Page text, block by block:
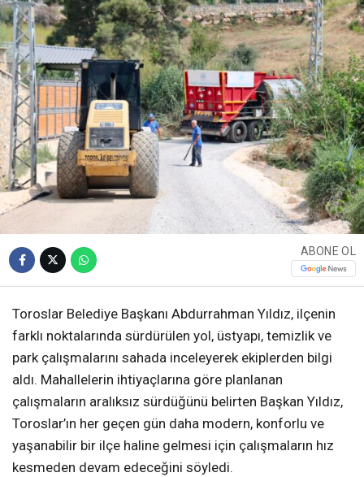
ABONE OL
Toroslar Belediye Başkanı Abdurrahman Yıldız, ilçenin
farklı noktalarında sürdürülen yol, üstyapı, temizlik ve
park çalışmalarını sahada inceleyerek ekiplerden bilgi
aldı. Mahallelerin ihtiyaçlarına göre planlanan
çalışmaların aralıksız sürdüğünü belirten Başkan Yıldız,
Toroslar’ın her geçen gün daha modern, konforlu ve
yaşanabilir bir ilçe haline gelmesi için çalışmaların hız
kesmeden devam edeceğini söyledi.